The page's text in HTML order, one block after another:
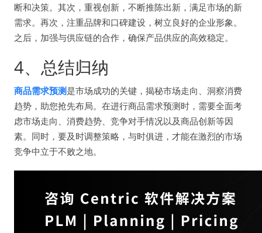
断和决策。其次，重视创新，不断推陈出新，满足市场的新
需求。再次，注重品牌和口碑建设，树立良好的企业形象。
之后，加强与供应链的合作，确保产品供应的高效稳定。
4、总结归纳
商品需求预测是市场成功的关键，揭秘市场走向、洞察消费
趋势，助您抢先布局。在进行商品需求预测时，需要全面考
虑市场走向、消费趋势、竞争对手情况以及商品创新等因
素。同时，要及时调整策略，与时俱进，才能在激烈的市场
竞争中立于不败之地。